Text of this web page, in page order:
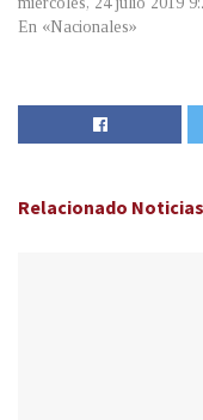
En «Nacionales»
Relacionado Noticias